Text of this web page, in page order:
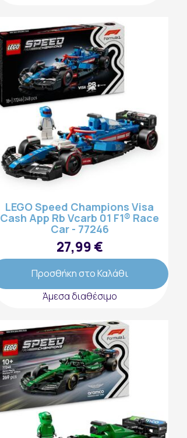
LEGO Speed Champions Visa
Cash App Rb Vcarb 01 F1® Race
Car - 77246
27,99 €
Προσθήκη στο Καλάθι
Άμεσα διαθέσιμο
Ακολουθήστε μας: